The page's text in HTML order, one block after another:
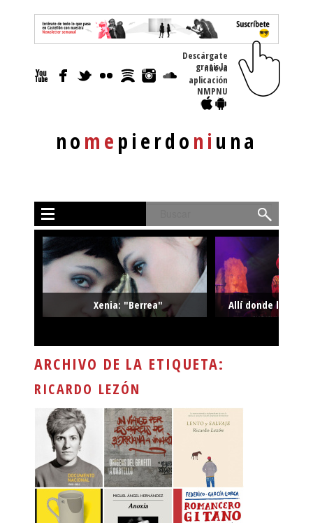
nomepierdoniuna
Descárgate
gratis la nueva
aplicación
NMPNU
Xenia: "Berrea" Allí donde la
ARCHIVO DE LA ETIQUETA:
RICARDO LEZÓN